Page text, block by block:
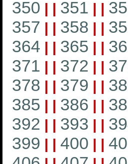
350 | | 351 | |
357 | | 358 | |
364 | | 365 | |
371 | | 372 | |
378 | | 379 | |
385 | | 386 | |
392 | | 393 | |
399 | | 400 | |